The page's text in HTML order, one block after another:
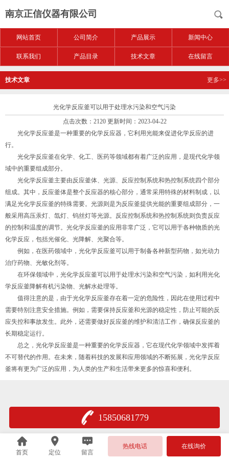
南京正信仪器有限公司
网站首页 公司简介 产品展示 新闻中心
联系我们 产品目录 技术文章 在线留言
技术文章 更多>>
光化学反应釜可以用于处理水污染和空气污染
点击次数：2120 更新时间：2023-04-22
光化学反应釜是一种重要的化学反应器，它利用光能来促进化学反应的进
行。
光化学反应釜在化学、化工、医药等领域都有着广泛的应用，是现代化学领
域中的重要组成部分。
光化学反应釜主要由反应釜体、光源、反应控制系统和热控制系统四个部分
组成。其中，反应釜体是整个反应器的核心部分，通常采用特殊的材料制成，以
满足光化学反应釜的特殊需要。光源则是为反应釜提供光能的重要组成部分，一
般采用高压汞灯、氙灯、钨丝灯等光源。反应控制系统和热控制系统则负责反应
的控制和温度的调节。光化学反应釜的应用非常广泛，它可以用于各种物质的光
化学反应，包括光催化、光降解、光聚合等。
例如，在医药领域中，光化学反应釜可以用于制备各种新型药物，如光动力
治疗药物、光敏化剂等。
在环保领域中，光化学反应釜可以用于处理水污染和空气污染，如利用光化
学反应釜降解有机污染物、光解水处理等。
值得注意的是，由于光化学反应釜存在着一定的危险性，因此在使用过程中
需要特别注意安全措施。例如，需要保持反应釜和光源的稳定性，防止可能的反
应失控和事故发生。此外，还需要做好反应釜的维护和清洁工作，确保反应釜的
长期稳定运行。
总之，光化学反应釜是一种重要的化学反应器，它在现代化学领域中发挥着
不可替代的作用。在未来，随着科技的发展和应用领域的不断拓展，光化学反应
釜将有更为广泛的应用，为人类的生产和生活带来更多的惊喜和便利。
15850681779
首页 定位 留言
热线电话 在线询价